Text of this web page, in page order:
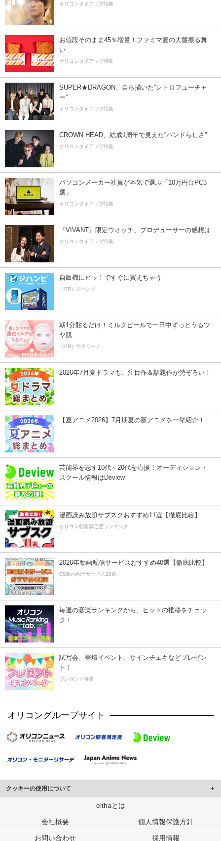
オリコンタイアップ特集
お値段そのまま45％増量！ファミマ夏の大盤振る舞
い
オリコンタイアップ特集
SUPER★DRAGON、自ら描いた”レトロフューチャ
ー”
オリコンタイアップ特集
CROWN HEAD、結成1周年で見えた”バンドらしさ”
オリコンタイアップ特集
パソコンメーカー社員が本気で選ぶ「10万円台PC3
選」
オリコンタイアップ特集
『VIVANT』限定ウオッチ、プロデューサーの感想は
オリコンタイアップ特集
自販機にピッ！ですぐに買えちゃう
（PR）ジハンピ
朝1分貼るだけ！ミルクピールで一日中ずっとうるツ
ヤ肌
（PR）サボリーノ
2026年7月夏ドラマも、注目作＆話題作が勢ぞろい！
【夏アニメ2026】7月期夏の新アニメを一挙紹介！
芸能界を志す10代～20代を応援！オーディション・
スクール情報はDeview
漫画読み放題サブスクおすすめ11選【徹底比較】
オリコン顧客満足度ランキング
2026年動画配信サービスおすすめ40選【徹底比較】
CS動画配信サービス20選
毎週の音楽ランキングから、ヒットの推移をチェッ
ク！
試写会、登壇イベント、サインチェキなどプレゼン
ト！
プレゼント特集
オリコングループサイト
クッキーの使用について
このサイトでは Cookie を使用して、ユーザーに合わせたコンテンツや広告の
行っています。
メディアや広告配信、データ解析の各パートナーに提供しています。
elthaとは
会社概要 個人情報保護方針
お問い合わせ 採用情報